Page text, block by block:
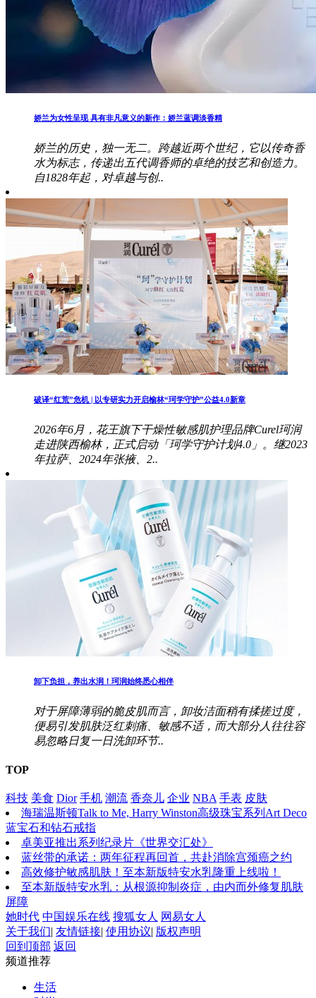
娇兰为女性呈现 具有非凡意义的新作：娇兰蓝调淡香精
娇兰的历史，独一无二。跨越近两个世纪，它以传奇香
水为标志，传递出五代调香师的卓绝的技艺和创造力。
自1828年起，对卓越与创..
破译“红荒”危机 | 以专研实力开启榆林“珂学守护”公益4.0新章
2026年6月，花王旗下干燥性敏感肌护理品牌Curel珂润
走进陕西榆林，正式启动「珂学守护计划4.0」。继2023
年拉萨、2024年张掖、2..
卸下负担，养出水润！珂润始终悉心相伴
对于屏障薄弱的脆皮肌而言，卸妆洁面稍有揉搓过度，
便易引发肌肤泛红刺痛、敏感不适，而大部分人往往容
易忽略日复一日洗卸环节..
TOP
科技 美食 Dior 手机 潮流 香奈儿 企业 NBA 手表 皮肤
海瑞温斯顿Talk to Me, Harry Winston高级珠宝系列Art Deco
蓝宝石和钻石戒指
卓美亚推出系列纪录片《世界交汇处》
蓝丝带的承诺：两年征程再回首，共赴消除宫颈癌之约
高效修护敏感肌肤！至本新版特安水乳隆重上线啦！
至本新版特安水乳：从根源抑制炎症，由内而外修复肌肤
屏障
她时代 中国娱乐在线 搜狐女人 网易女人
关于我们| 友情链接| 使用协议| 版权声明
回到顶部 返回
频道推荐
生活